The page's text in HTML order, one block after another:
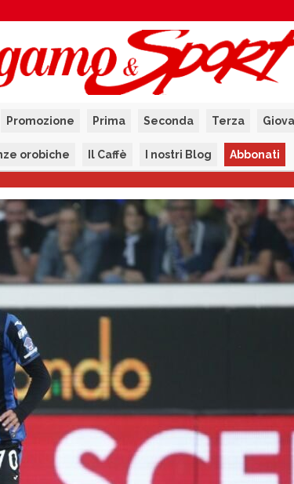
Promozione Prima Seconda Terza
orobiche Il Caffè I nostri Blog Abbonati